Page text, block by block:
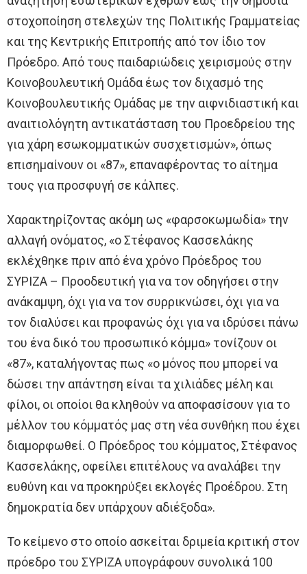
στοχοποίηση στελεχών της Πολιτικής Γραμματείας
και της Κεντρικής Επιτροπής από τον ίδιο τον
Πρόεδρο. Από τους παιδαριώδεις χειρισμούς στην
Κοινοβουλευτική Ομάδα έως τον διχασμό της
Κοινοβουλευτικής Ομάδας με την αιφνιδιαστική και
αναιτιολόγητη αντικατάσταση του Προεδρείου της
για χάρη εσωκομματικών συσχετισμών», όπως
επισημαίνουν οι «87», επαναφέροντας το αίτημα
τους για προσφυγή σε κάλπες.
Χαρακτηρίζοντας ακόμη ως «φαρσοκωμωδία» την
αλλαγή ονόματος, «ο Στέφανος Κασσελάκης
εκλέχθηκε πριν από ένα χρόνο Πρόεδρος του
ΣΥΡΙΖΑ – Προοδευτική για να τον οδηγήσει στην
ανάκαμψη, όχι για να τον συρρικνώσει, όχι για να
τον διαλύσει και προφανώς όχι για να ιδρύσει πάνω
του ένα δικό του προσωπικό κόμμα» τονίζουν οι
«87», καταλήγοντας πως «ο μόνος που μπορεί να
δώσει την απάντηση είναι τα χιλιάδες μέλη και
φίλοι, οι οποίοι θα κληθούν να αποφασίσουν για το
μέλλον του κόμματός μας στη νέα συνθήκη που έχει
διαμορφωθεί. Ο Πρόεδρος του κόμματος, Στέφανος
Κασσελάκης, οφείλει επιτέλους να αναλάβει την
ευθύνη και να προκηρύξει εκλογές Προέδρου. Στη
δημοκρατία δεν υπάρχουν αδιέξοδα».
Το κείμενο στο οποίο ασκείται δριμεία κριτική στον
πρόεδρο του ΣΥΡΙΖΑ υπογράφουν συνολικά 100